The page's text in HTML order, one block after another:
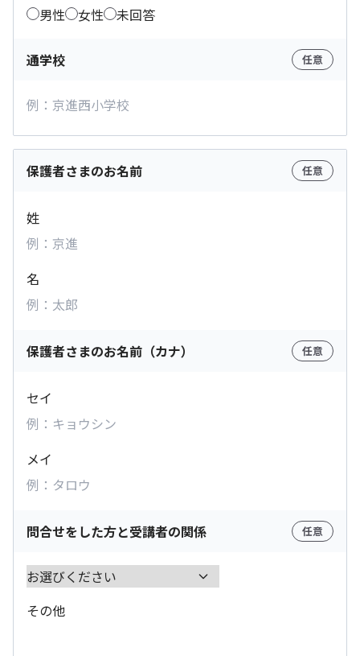
男性 女性 未回答
通学校 任意
保護者さまのお名前 任意
姓
名
保護者さまのお名前（カナ） 任意
セイ
メイ
問合せをした方と受講者の関係 任意
その他